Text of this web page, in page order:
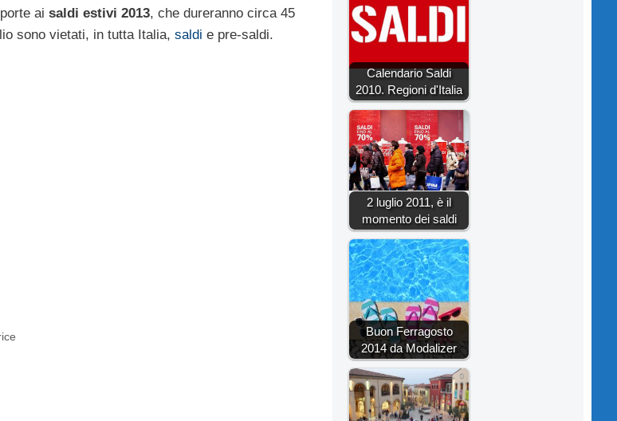
ai saldi estivi 2013, che dureranno circa 45
sono vietati, in tutta Italia, saldi e pre-saldi.
Calendario Saldi
2010. Regioni d'Italia
2 luglio 2011, è il
momento dei saldi
Buon Ferragosto
2014 da Modalizer